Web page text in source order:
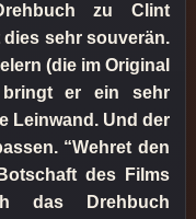
zu Clint
dies sehr souverän.
(die im Original
bringt er ein sehr
Leinwand. Und der
“Wehret den
des Films
das Drehbuch